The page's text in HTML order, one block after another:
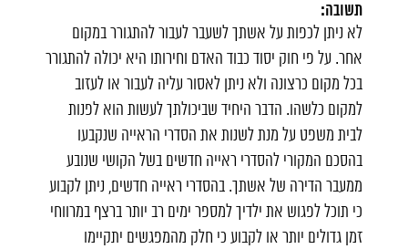
תשובה:
לא ניתן לכפות על אשתך לשעבר לעבור להתגורר במקום
אחר. על פי חוק יסוד כבוד האדם וחירותו היא יכולה להתגורר
בכל מקום כרצונה ולא ניתן לאסור עליה לעבור או לעזוב
למקום כלשהו. הדבר היחיד שביכולתך לעשות הוא לפנות
לבית משפט על מנת לשנות את הסדרי הראייה שנקבעו
בהסכם המקורי להסדרי ראייה חדשים בשל הקושי שנובע
ממעבר הדירה של אשתך. בהסדרי ראייה חדשים, ניתן לקבוע
כי תוכל לפגוש את ילדיך למספר ימים רב יותר ברצף במרווחי
זמן גדולים יותר או לקבוע כי חלק מהמפגשים יתקיימו